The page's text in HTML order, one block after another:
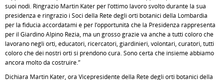
suoi nodi. Ringrazio Martin Kater per l’ottimo lavoro svolto durante la sua
presidenza e ringrazio i Soci della Rete degli orti botanici della Lombardia
per la fiducia accordatami e per l’opportunità che la Presidenza rappresenta
per il Giardino Alpino Rezia, ma un grosso grazie va anche a tutti coloro che
lavorano negli orti, educatori, ricercatori, giardinieri, volontari, curatori, tutti
coloro che dei nostri orti si prendono cura. Sono certa che insieme abbiamo
ancora molto da costruire.”
Dichiara Martin Kater, ora Vicepresidente della Rete degli orti botanici della